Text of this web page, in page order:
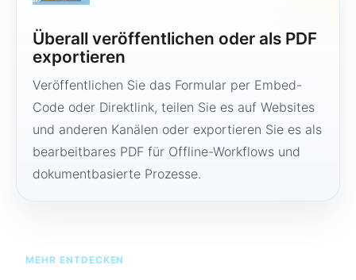
Überall veröffentlichen oder als PDF
exportieren
Veröffentlichen Sie das Formular per Embed-
Code oder Direktlink, teilen Sie es auf Websites
und anderen Kanälen oder exportieren Sie es als
bearbeitbares PDF für Offline-Workflows und
dokumentbasierte Prozesse.
MEHR ENTDECKEN